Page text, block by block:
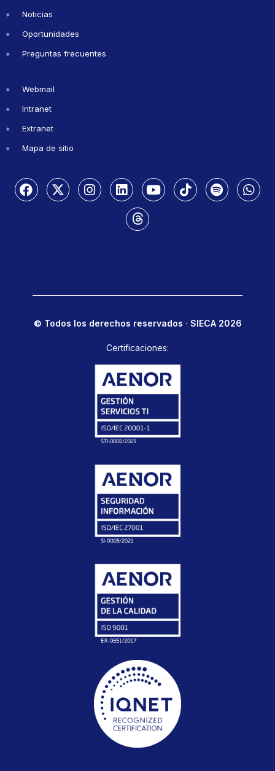
Noticias
Oportunidades
Preguntas frecuentes
Webmail
Intranet
Extranet
Mapa de sitio
© Todos los derechos reservados · SIECA 2026
Certificaciones: